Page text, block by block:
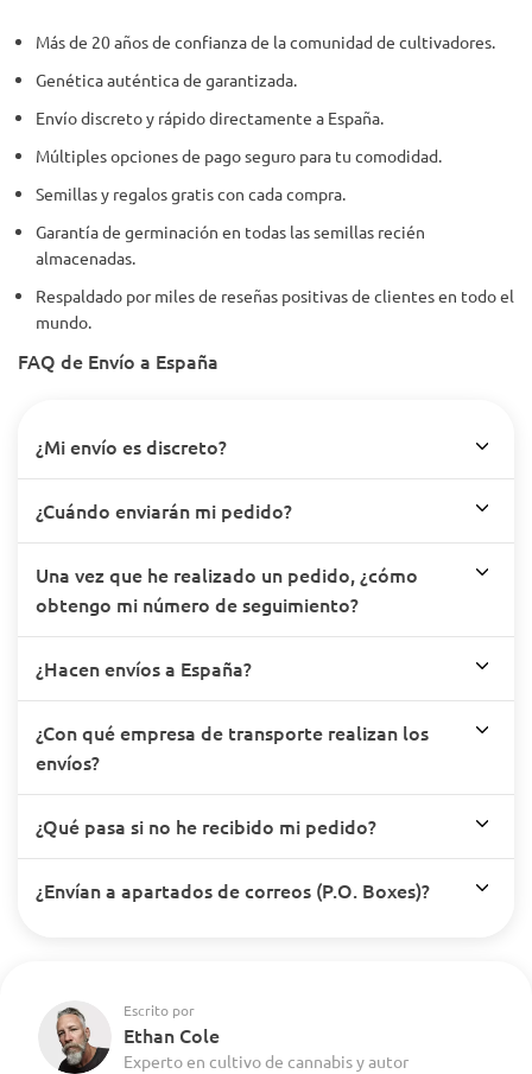
Más de 20 años de confianza de la comunidad de cultivadores.
Genética auténtica de garantizada.
Envío discreto y rápido directamente a España.
Múltiples opciones de pago seguro para tu comodidad.
Semillas y regalos gratis con cada compra.
Garantía de germinación en todas las semillas recién
almacenadas.
Respaldado por miles de reseñas positivas de clientes en todo el
mundo.
FAQ de Envío a España
¿Mi envío es discreto?
¿Cuándo enviarán mi pedido?
Una vez que he realizado un pedido, ¿cómo
obtengo mi número de seguimiento?
¿Hacen envíos a España?
¿Con qué empresa de transporte realizan los
envíos?
¿Qué pasa si no he recibido mi pedido?
¿Envían a apartados de correos (P.O. Boxes)?
Escrito por
Ethan Cole
Experto en cultivo de cannabis y autor